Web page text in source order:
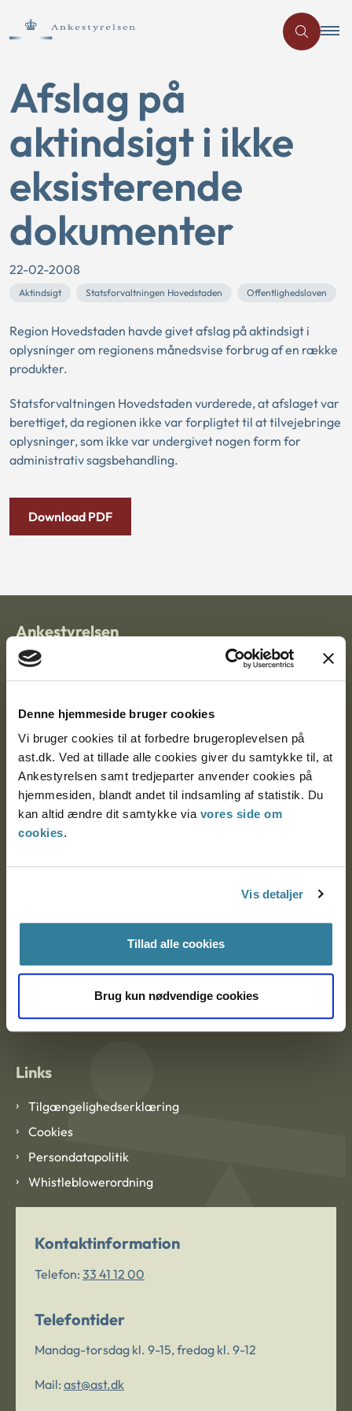
Denne hjemmeside bruger cookies
Vi bruger cookies til at forbedre brugeroplevelsen på
ast.dk. Ved at tillade alle cookies giver du samtykke til, at
Ankestyrelsen samt tredjeparter anvender cookies på
hjemmesiden, blandt andet til indsamling af statistik. Du
kan altid ændre dit samtykke via vores side om
cookies.
Vis detaljer
Tillad alle cookies
Brug kun nødvendige cookies
Afslag på
aktindsigt i ikke
eksisterende
dokumenter
22-02-2008
Aktindsigt Statsforvaltningen Hovedstaden Offentlighedsloven
Region Hovedstaden havde givet afslag på aktindsigt i
oplysninger om regionens månedsvise forbrug af en række
produkter.
Statsforvaltningen Hovedstaden vurderede, at afslaget var
berettiget, da regionen ikke var forpligtet til at tilvejebringe
oplysninger, som ikke var undergivet nogen form for
administrativ sagsbehandling.
Download PDF
Ankestyrelsen
Postadresse:
9000 Aalborg
Ankestyrelsen Aalborg
Ankestyrelsen København
Om Ankestyrelsen
Om Ankestyrelsen
Blanketter og kontaktformularer
Links
Tilgængelighedserklæring
Cookies
Persondatapolitik
Whistleblowerordning
Kontaktinformation
Telefon: 33 41 12 00
Telefontider
Mandag-torsdag kl. 9-15, fredag kl. 9-12
Mail: ast@ast.dk